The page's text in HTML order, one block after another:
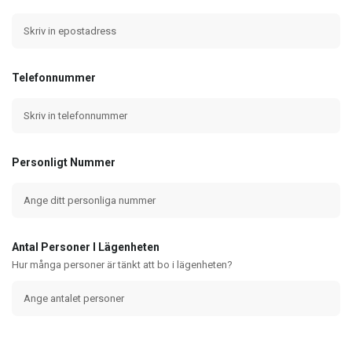
Telefonnummer
Personligt Nummer
Antal Personer I Lägenheten
Hur många personer är tänkt att bo i lägenheten?